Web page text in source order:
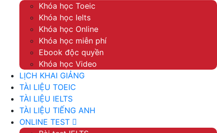
Khóa học Toeic
Khóa học Ielts
Khóa học Online
Khóa học miễn phí
Ebook độc quyền
Khóa học Video
LỊCH KHAI GIẢNG
TÀI LIỆU TOEIC
TÀI LIỆU IELTS
TÀI LIỆU TIẾNG ANH
ONLINE TEST